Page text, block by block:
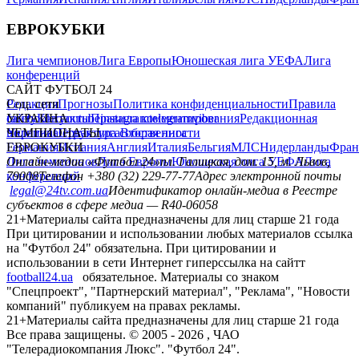
ЕВРОКУБКИ
Лига чемпионовЛига ЕвропыЮношеская лига УЕФАЛига
конференций
САЙТ ФУТБОЛ 24
РедакцияПрогнозыПолитика конфиденциальностиПравила
сайтуКонтактыПравила комментированияРедакционная
политикаСтруктура собственности
Соц. сети
facebookxyoutubeinstagramtelegramviber
УКРАИНА
УкраинаПервая лигаВторая лига
ЧЕМПИОНАТЫ
ГерманияИспанияАнглияИталияБельгияМЛСНидерланды
ЕВРОКУБКИ
Лига чемпионовЛига ЕвропыЮношеская лига УЕФАЛига
конференций
Онлайн-медиа «Футбол 24»пл. Галицкая, дом. 15, м. Львов,
79008Телефон +380 (32) 229-77-77Адрес электронной почты
legal@24tv.com.uaИдентификатор онлайн-медиа в Реестре
субъектов в сфере медиа — R40-06058
21+Материалы сайта предназначены для лиц старше 21 года
При цитировании и использовании любых материалов ссылка
на "Футбол 24" обязательна. При цитировании и
использовании в сети Интернет гиперссылка на сайтт
football24.ua
обязательное. Материалы со знаком
"Спецпроект", "Партнерский материал", "Реклама", "Новости
компаний" публикуем на правах рекламы.
21+Материалы сайта предназначены для лиц старше 21 года
Все права защищены. © 2005 - 2026 , ЧАО
"Телерадиокомпания Люкс". "Футбол 24".